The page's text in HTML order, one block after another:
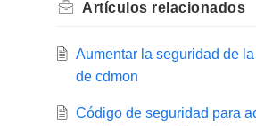
Artículos relacionados
Aumentar la seguridad de
de cdmon
Código de seguridad para